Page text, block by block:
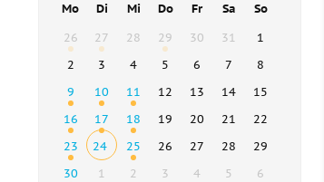
Mo Di Mi Do Fr Sa
So
26
27 28 29 30 31
1
2
3 4 5 6 7
8
9
10 11 12 13 14
15
16
17 18 19 20 21
22
23
24 25 26 27 28
29
30
1 2 3 4 5 6